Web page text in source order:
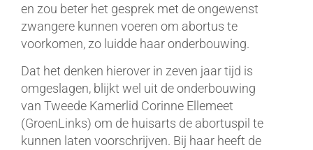
en zou beter het gesprek met de ongewenst
zwangere kunnen voeren om abortus te
voorkomen, zo luidde haar onderbouwing.
Dat het denken hierover in zeven jaar tijd is
omgeslagen, blijkt wel uit de onderbouwing
van Tweede Kamerlid Corinne Ellemeet
(GroenLinks) om de huisarts de abortuspil te
kunnen laten voorschrijven. Bij haar heeft de